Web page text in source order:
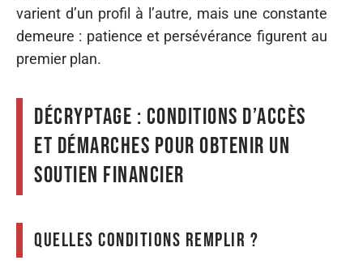
varient d’un profil à l’autre, mais une constante
demeure : patience et persévérance figurent au
premier plan.
Décryptage : conditions d’accès
et démarches pour obtenir un
soutien financier
Quelles conditions remplir ?